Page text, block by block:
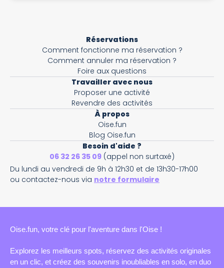
Réservations
Comment fonctionne ma réservation ?
Comment annuler ma réservation ?
Foire aux questions
Travailler avec nous
Proposer une activité
Revendre des activités
À propos
Oise.fun
Blog Oise.fun
Besoin d'aide ?
06 32 26 35 09 (appel non surtaxé)
Du lundi au vendredi de 9h à 12h30 et de 13h30-17h00
ou contactez-nous via notre formulaire
Oise.fun, votre clé pour l'aventure dans l'Oise !
Explorez les meilleurs spots, réservez des activités originales
en un clic, et créez des souvenirs inoubliables en solo, en duo